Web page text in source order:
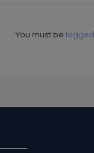
You must be